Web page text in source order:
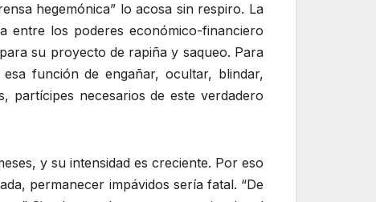
hegemónica” lo acosa sin respiro. La
entre los poderes económico-financiero
su proyecto de rapiña y saqueo. Para
función de engañar, ocultar, blindar,
partícipes necesarios de este verdadero
y su intensidad es creciente. Por eso
permanecer impávidos sería fatal. “De